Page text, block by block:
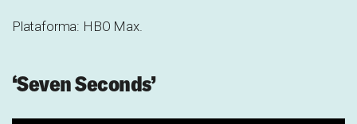
Plataforma: HBO Max.
‘Seven Seconds’